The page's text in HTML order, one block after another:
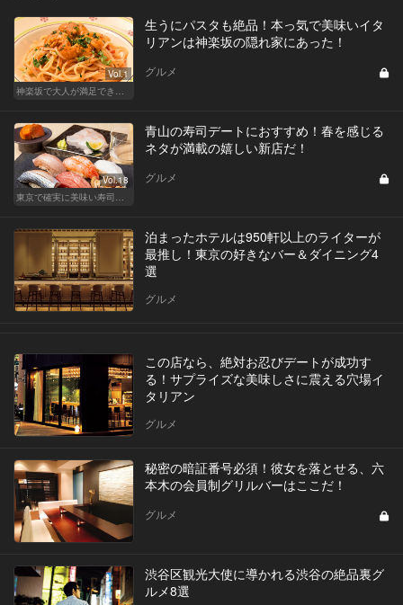
Vol.1
神楽坂で大人が満足できる、おしゃれデート！
生うにパスタも絶品！本っ気で美味いイタ
リアンは神楽坂の隠れ家にあった！
グルメ
Vol.18
東京で確実に美味い寿司はここだ！
青山の寿司デートにおすすめ！春を感じる
ネタが満載の嬉しい新店だ！
グルメ
泊まったホテルは950軒以上のライターが
最推し！東京の好きなバー＆ダイニング4
選
グルメ
この店なら、絶対お忍びデートが成功す
る！サプライズな美味しさに震える穴場イ
タリアン
グルメ
秘密の暗証番号必須！彼女を落とせる、六
本木の会員制グリルバーはここだ！
グルメ
渋谷区観光大使に導かれる渋谷の絶品裏グ
ルメ8選